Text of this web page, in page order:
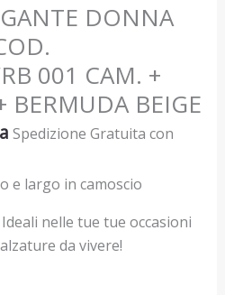
DONNA
001 CAM. +
BERMUDA BEIGE
Spedizione Gratuita con
e largo in camoscio
nelle tue tue occasioni
da vivere!